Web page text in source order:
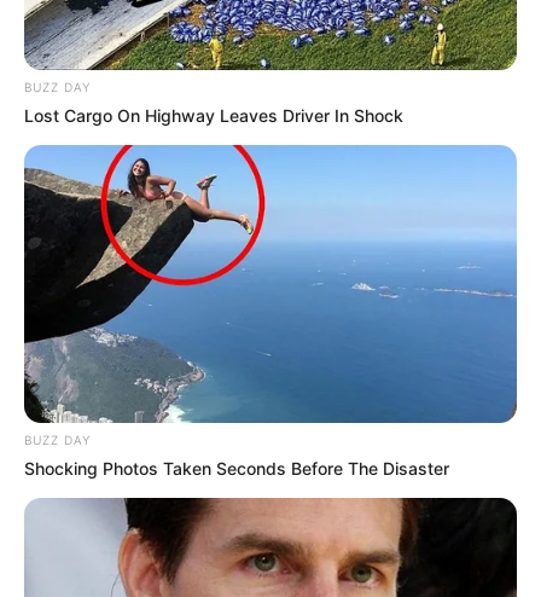
21:12 / 06 Avqust 2026
Bakıda bu dahilərin heykəlləri yoxdur
Nazirə müraciət edildi
215
BUZZ DAY
Lost Cargo On Highway Leaves Driver In Shock
BUZZ DAY
Shocking Photos Taken Seconds Before The Disaster